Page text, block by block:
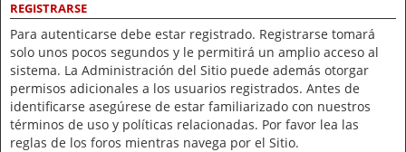
REGISTRARSE
Para autenticarse debe estar registrado. Registrarse tomará
solo unos pocos segundos y le permitirá un amplio acceso al
sistema. La Administración del Sitio puede además otorgar
permisos adicionales a los usuarios registrados. Antes de
identificarse asegúrese de estar familiarizado con nuestros
términos de uso y políticas relacionadas. Por favor lea las
reglas de los foros mientras navega por el Sitio.